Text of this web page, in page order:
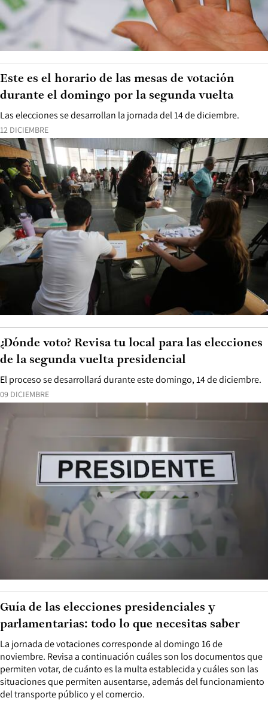
12 DICIEMBRE
Las elecciones se desarrollan la jornada del 14 de diciembre.
Este es el horario de las mesas de votación
durante el domingo por la segunda vuelta
09 DICIEMBRE
El proceso se desarrollará durante este domingo, 14 de diciembre.
¿Dónde voto? Revisa tu local para las elecciones
de la segunda vuelta presidencial
La jornada de votaciones corresponde al domingo 16 de
noviembre. Revisa a continuación cuáles son los documentos que
permiten votar, de cuánto es la multa establecida y cuáles son las
situaciones que permiten ausentarse, además del funcionamiento
del transporte público y el comercio.
Guía de las elecciones presidenciales y
parlamentarias: todo lo que necesitas saber